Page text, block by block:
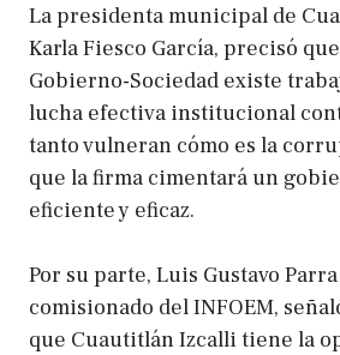
La presidenta municipal de
Karla Fiesco García, precisó
Gobierno-Sociedad existe
lucha efectiva institucional
tanto vulneran cómo es la
que la firma cimentará un
eficiente y eficaz.
Por su parte, Luis Gustavo
comisionado del INFOEM,
que Cuautitlán Izcalli tiene la